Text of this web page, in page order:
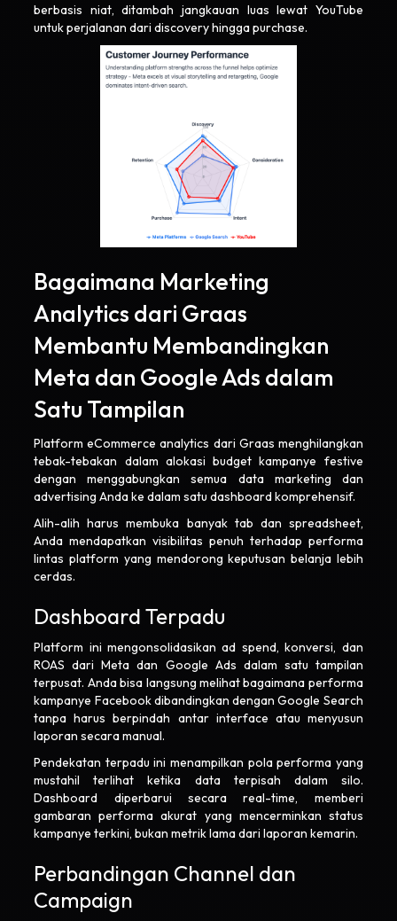
berbasis niat, ditambah jangkauan luas lewat YouTube
untuk perjalanan dari discovery hingga purchase.
Bagaimana Marketing
Analytics dari Graas
Membantu Membandingkan
Meta dan Google Ads dalam
Satu Tampilan
Platform eCommerce analytics dari Graas menghilangkan
tebak-tebakan dalam alokasi budget kampanye festive
dengan menggabungkan semua data marketing dan
advertising Anda ke dalam satu dashboard komprehensif.
Alih-alih harus membuka banyak tab dan spreadsheet,
Anda mendapatkan visibilitas penuh terhadap performa
lintas platform yang mendorong keputusan belanja lebih
cerdas.
Dashboard Terpadu
Platform ini mengonsolidasikan ad spend, konversi, dan
ROAS dari Meta dan Google Ads dalam satu tampilan
terpusat. Anda bisa langsung melihat bagaimana performa
kampanye Facebook dibandingkan dengan Google Search
tanpa harus berpindah antar interface atau menyusun
laporan secara manual.
Pendekatan terpadu ini menampilkan pola performa yang
mustahil terlihat ketika data terpisah dalam silo.
Dashboard diperbarui secara real-time, memberi
gambaran performa akurat yang mencerminkan status
kampanye terkini, bukan metrik lama dari laporan kemarin.
Perbandingan Channel dan
Campaign